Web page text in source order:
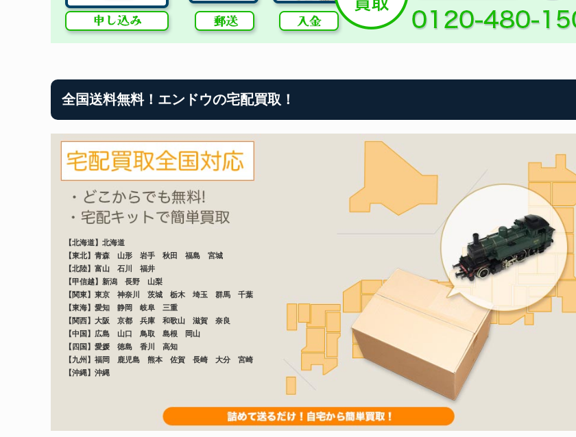
全国送料無料！エンドウの宅配買取！
【北海道】北海道
【東北】青森 山形 岩手 秋田 福島 宮城
【北陸】富山 石川 福井
【甲信越】新潟 長野 山梨
【関東】東京 神奈川 茨城 栃木 埼玉 群馬 千葉
【東海】愛知 静岡 岐阜 三重
【関西】大阪 京都 兵庫 和歌山 滋賀 奈良
【中国】広島 山口 鳥取 島根 岡山
【四国】愛媛 徳島 香川 高知
【九州】福岡 鹿児島 熊本 佐賀 長崎 大分 宮崎
【沖縄】沖縄